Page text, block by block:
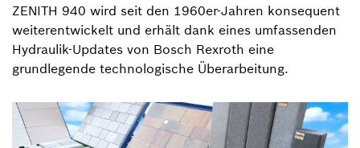
ZENITH 940 wird seit den 1960er-Jahren konsequent
weiterentwickelt und erhält dank eines umfassenden
Hydraulik-Updates von Bosch Rexroth eine
grundlegende technologische Überarbeitung.